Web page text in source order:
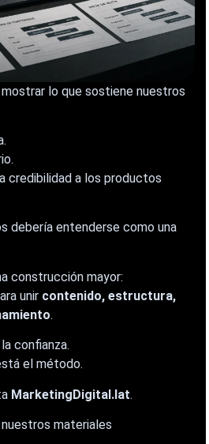
lo que sostiene nuestros
credibilidad a los productos
debería entenderse como una
construcción mayor:
unir contenido, estructura,
.
confianza.
el método.
MarketingDigital.lat.
materiales